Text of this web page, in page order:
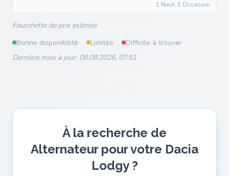
1 Neuf, 1 Occasion
Fourchette de prix estimée
Bonne disponibilité
Limitée
Difficile à trouver
Dernière mise à jour: 08.08.2026, 07:51
À la recherche de
Alternateur pour votre Dacia
Lodgy ?